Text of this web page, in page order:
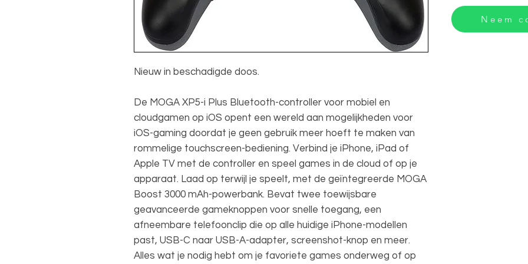
Nieuw in beschadigde doos.
De MOGA XP5-i Plus Bluetooth-controller voor mobiel en
cloudgamen op iOS opent een wereld aan mogelijkheden voor
iOS-gaming doordat je geen gebruik meer hoeft te maken van
rommelige touchscreen-bediening. Verbind je iPhone, iPad of
Apple TV met de controller en speel games in de cloud of op je
apparaat. Laad op terwijl je speelt, met de geïntegreerde MOGA
Boost 3000 mAh-powerbank. Bevat twee toewijsbare
geavanceerde gameknoppen voor snelle toegang, een
afneembare telefoonclip die op alle huidige iPhone-modellen
past, USB-C naar USB-A-adapter, screenshot-knop en meer.
Alles wat je nodig hebt om je favoriete games onderweg of op
Neem